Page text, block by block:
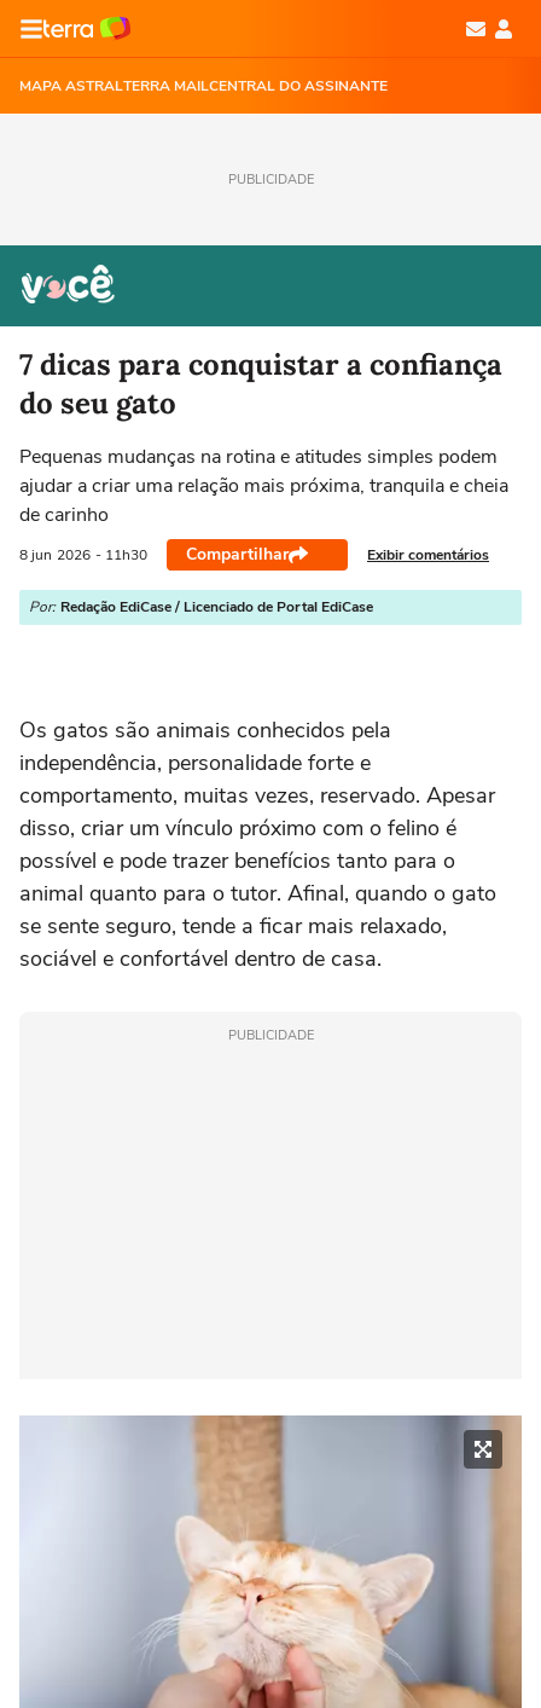
MAPA ASTRALTERRA MAILCENTRAL DO ASSINANTE
PUBLICIDADE
7 dicas para conquistar a confiança
do seu gato
Pequenas mudanças na rotina e atitudes simples podem
ajudar a criar uma relação mais próxima, tranquila e cheia
de carinho
8 jun 2026 - 11h30 Compartilhar Exibir comentários
Por: Redação EdiCase / Licenciado de Portal EdiCase
Os gatos são animais conhecidos pela
independência, personalidade forte e
comportamento, muitas vezes, reservado. Apesar
disso, criar um vínculo próximo com o felino é
possível e pode trazer benefícios tanto para o
animal quanto para o tutor. Afinal, quando o gato
se sente seguro, tende a ficar mais relaxado,
sociável e confortável dentro de casa.
PUBLICIDADE